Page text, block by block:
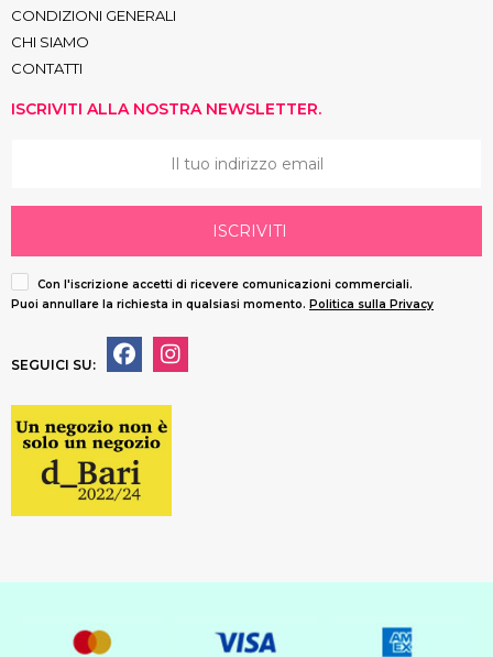
CONDIZIONI GENERALI
CHI SIAMO
CONTATTI
ISCRIVITI ALLA NOSTRA NEWSLETTER.
ISCRIVITI
Con l'iscrizione accetti di ricevere comunicazioni commerciali.
Puoi annullare la richiesta in qualsiasi momento. Politica sulla Privacy
SEGUICI SU: